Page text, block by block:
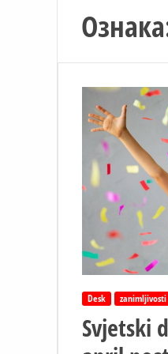
Desk zanimljivosti
Svjetski